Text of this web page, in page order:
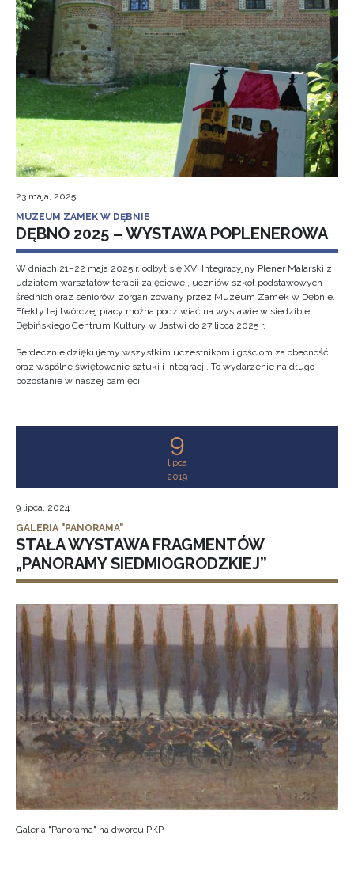
23 maja, 2025
MUZEUM ZAMEK W DĘBNIE
DĘBNO 2025 – WYSTAWA POPLENEROWA
W dniach 21–22 maja 2025 r. odbył się XVI Integracyjny Plener Malarski z
udziałem warsztatów terapii zajęciowej, uczniów szkół podstawowych i
średnich oraz seniorów, zorganizowany przez Muzeum Zamek w Dębnie.
Efekty tej twórczej pracy można podziwiać na wystawie w siedzibie
Dębińskiego Centrum Kultury w Jastwi do 27 lipca 2025 r.
Serdecznie dziękujemy wszystkim uczestnikom i gościom za obecność
oraz wspólne świętowanie sztuki i integracji. To wydarzenie na długo
pozostanie w naszej pamięci!
9
lipca
2019
9 lipca, 2024
GALERIA "PANORAMA"
STAŁA WYSTAWA FRAGMENTÓW
„PANORAMY SIEDMIOGRODZKIEJ”
Galeria "Panorama" na dworcu PKP